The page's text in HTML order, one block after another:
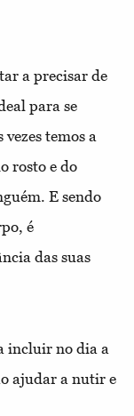
a precisar de
para se
temos a
rosto e do
E sendo
é
das suas
incluir no dia a
ajudar a nutir e